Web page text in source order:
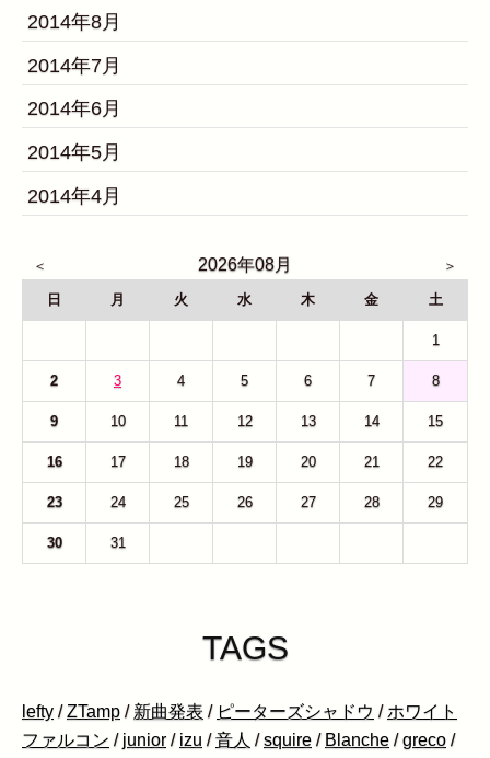
2014年8月
2014年7月
2014年6月
2014年5月
2014年4月
2026年08月
日 月 火 水 木 金 土
1
2 3 4 5 6 7 8
9 10 11 12 13 14 15
16 17 18 19 20 21 22
23 24 25 26 27 28 29
30 31
TAGS
lefty /ZTamp / 新曲発表 / ピーターズシャドウ /ホワイト
ファルコン / junior / izu /音人 /squire / Blanche /greco /